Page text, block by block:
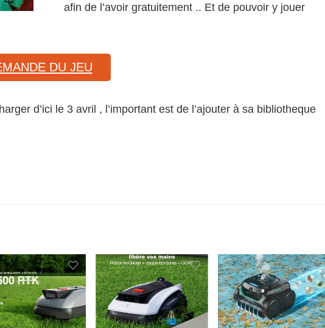
afin de l’avoir gratuitement .. Et de pouvoir y jouer
DU JEU
d’ici le 3 avril , l’important est de l’ajouter à sa bibliotheque